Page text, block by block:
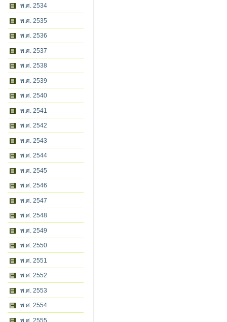
พ.ศ. 2534
พ.ศ. 2535
พ.ศ. 2536
พ.ศ. 2537
พ.ศ. 2538
พ.ศ. 2539
พ.ศ. 2540
พ.ศ. 2541
พ.ศ. 2542
พ.ศ. 2543
พ.ศ. 2544
พ.ศ. 2545
พ.ศ. 2546
พ.ศ. 2547
พ.ศ. 2548
พ.ศ. 2549
พ.ศ. 2550
พ.ศ. 2551
พ.ศ. 2552
พ.ศ. 2553
พ.ศ. 2554
พ.ศ. 2555